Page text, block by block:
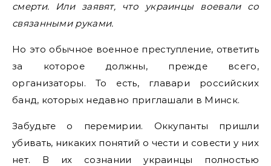
смерти. Или заявят, что украинцы воевали со
связанными руками.
Но это обычное военное преступление, ответить
за которое должны, прежде всего,
организаторы. То есть, главари российских
банд, которых недавно приглашали в Минск.
Забудьте о перемирии. Оккупанты пришли
убивать, никаких понятий о чести и совести у них
нет. В их сознании украинцы полностью